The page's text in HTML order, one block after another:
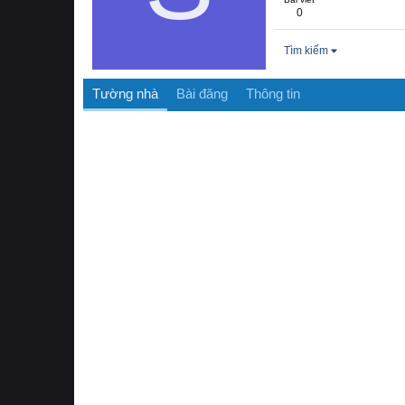
0
Tìm kiếm
Tường nhà Bài đăng Thông tin